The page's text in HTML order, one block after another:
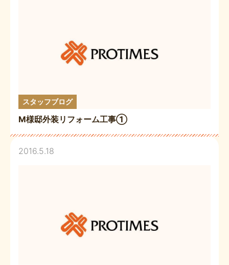
スタッフブログ
M様邸外装リフォーム工事①
2016.5.18